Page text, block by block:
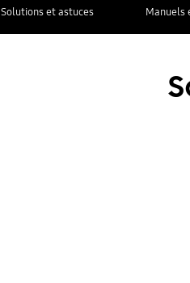
Solutions et astuces Manuels